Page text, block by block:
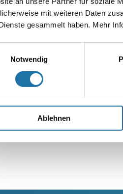
mit weiteren Daten
gesammelt haben. Mehr
Notwendig
Ablehnen